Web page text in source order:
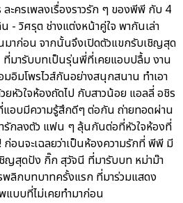
ะครเพลงเรื่องราวรัก ๆ ของพีพี กับ 4
- วิศรุต ช่างแต่งหน้าคู่ใจ พากันเล่า
มาก่อน จากนั้นจึงเปิดตัวแขกรับเชิญสุด
ที่มารับบทเป็นรุ่นพี่ที่เคยแอบปลื้ม งาน
อิมโพรไวส์กันอย่างสนุกสนาน ทำเอา
วใจห้องถัดไป กับสาวน้อย แอลลี่ อชิร
อบมีความรู้สึกดีๆ ต่อกัน ถ่ายทอดผ่าน
รักลงตัว แฟน ๆ ลุ้นกันต่อที่หัวใจห้องที่
ก่อนจะเฉลยว่าเป็นห้องความรักที่ พีพี มี
ญสุดปัง กิ๊ก สุวัจนี ที่มารับบท หม่าม๊า
ลิกบทบาทครั้งแรก ที่มาร่วมแสดง
แบบที่ไม่เคยทำมาก่อน